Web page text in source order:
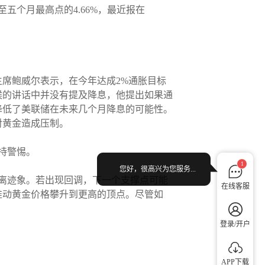
个月最高点的4.66%，最近报在
鲍威尔表示，在今年达成2%通胀目标
讲话中并没有提及降息，他提出如果通
了美联储在未来几个月降息的可能性。
金造成压制。
警惕。
象。若出现回调，下一个支撑点可能
黄金价格攀升到更高的顶点。尽管如
1
在线客服
登录/开户
APP下载
您好，很高兴为您服务...